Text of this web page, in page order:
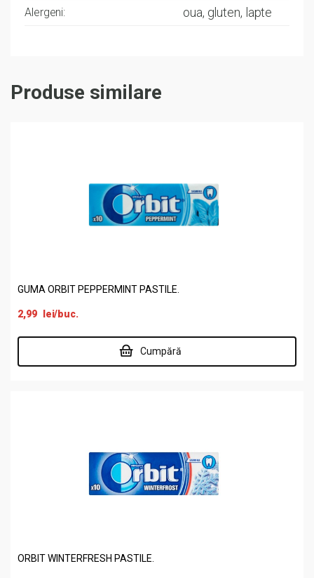
Alergeni: oua, gluten, lapte
Produse similare
GUMA ORBIT PEPPERMINT PASTILE.
2,99 lei/buc.
Cumpără
ORBIT WINTERFRESH PASTILE.